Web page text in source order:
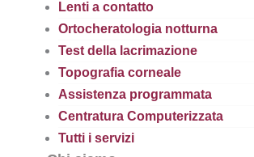
Lenti a contatto
Ortocheratologia notturna
Test della lacrimazione
Topografia corneale
Assistenza programmata
Centratura Computerizzata
Tutti i servizi